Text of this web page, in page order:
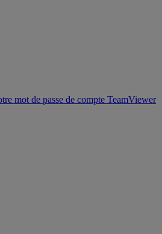
mot de passe de compte TeamViewer